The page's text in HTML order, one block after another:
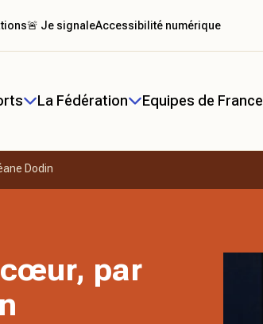
La Fédération Equipes de France
🚨 Je signaleAccessibilité numérique
Dodin
par